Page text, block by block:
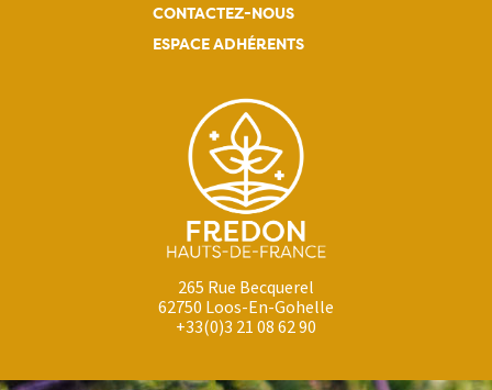
CONTACTEZ-NOUS
ESPACE ADHÉRENTS
265 Rue Becquerel
62750 Loos-En-Gohelle
+33(0)3 21 08 62 90